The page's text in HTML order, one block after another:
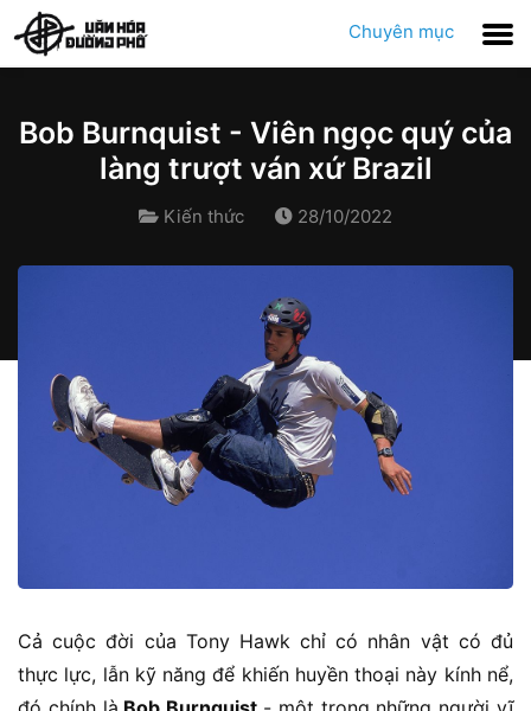
Chuyên mục
Bob Burnquist - Viên ngọc quý của
làng trượt ván xứ Brazil
Kiến thức 28/10/2022
Cả cuộc đời của Tony Hawk chỉ có nhân vật có đủ
thực lực, lẫn kỹ năng để khiến huyền thoại này kính nể,